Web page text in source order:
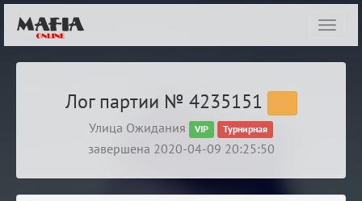
Лог партии № 4235151
Улица Ожидания VIP Турнирная
завершена 2020-04-09 20:25:50